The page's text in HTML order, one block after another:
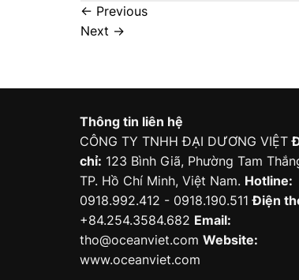
← Previous
Next →
Thông tin liên hệ
CÔNG TY TNHH ĐẠI DƯƠNG VIỆT
chỉ: 123 Bình Giã, Phường Tam
TP. Hồ Chí Minh, Việt Nam. Hotline:
0918.992.412 - 0918.190.511Điện
+84.254.3584.682 Email:
tho@oceanviet.com Website:
www.oceanviet.com